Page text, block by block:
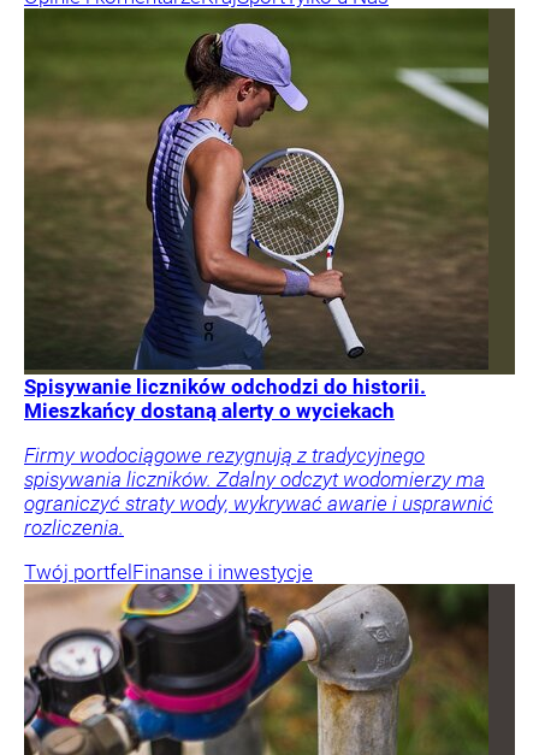
Spisywanie liczników odchodzi do historii.
Mieszkańcy dostaną alerty o wyciekach
Firmy wodociągowe rezygnują z tradycyjnego
spisywania liczników. Zdalny odczyt wodomierzy ma
ograniczyć straty wody, wykrywać awarie i usprawnić
rozliczenia.
Twój portfelFinanse i inwestycje